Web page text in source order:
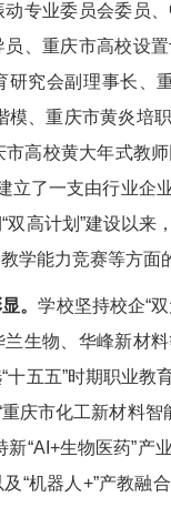
专业委员会委员
、重庆市高校设
究会副理事长、
模、重庆市黄炎培
高校黄大年式教
立了一支由行业企
双高计划”建设以
学能力竞赛等方面
。学校坚持校企“
生物、华峰新材
十五五”时期职业
庆市化工新材料
新“AI+生物医药”
“机器人+”产教融